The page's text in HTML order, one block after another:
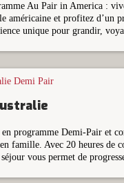
Au Pair in America :
américaine et profitez d’un
unique pour grandir,
programme Demi-Pair et
famille. Avec 20 heures de
séjour vous permet de